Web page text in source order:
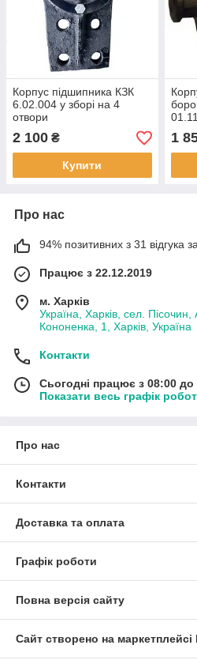
Корпус підшипника КЗК
6.02.004 у зборі на 4
отвори
2 100 ₴
Купити
1
Про нас
94% позитивних з 31 відгука
Працює з 22.12.2019
м. Харків
Україна, Харків, сел.
Кононенка, 1, Харків, Україна
Контакти
Сьогодні працює з 08:00 до
Показати весь графік
Про нас
Контакти
Доставка та оплата
Графік роботи
Повна версія сайту
Сайт створено на маркетплейсі